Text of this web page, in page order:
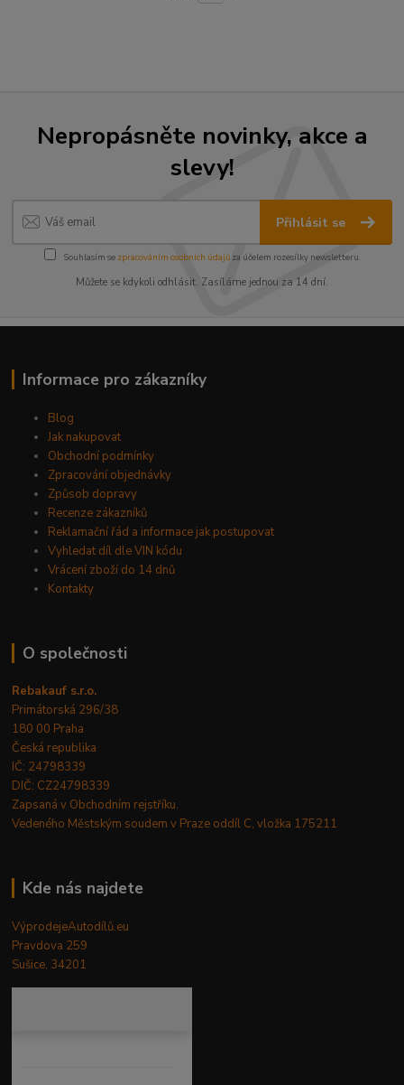
Nepropásněte novinky, akce a
slevy!
Přihlásit se
Souhlasím se zpracováním osobních údajůza účelem rozesílky newsletteru.
Můžete se kdykoli odhlásit. Zasíláme jednou za 14 dní.
Informace pro zákazníky
Blog
Jak nakupovat
Obchodní podmínky
Zpracování objednávky
Způsob dopravy
Recenze zákazníků
Reklamační řád a informace jak postupovat
Vyhledat díl dle VIN kódu
Vrácení zboží do 14 dnů
Kontakty
O společnosti
Rebakauf s.r.o.
Primátorská 296/38
180 00 Praha
Česká republika
IČ: 24798339
DIČ: CZ24798339
Zapsaná v Obchodním rejstříku.
Vedeného Městským soudem v Praze oddíl C, vložka 175211
Kde nás najdete
VýprodejeAutodílů.eu
Pravdova 259
Sušice, 34201